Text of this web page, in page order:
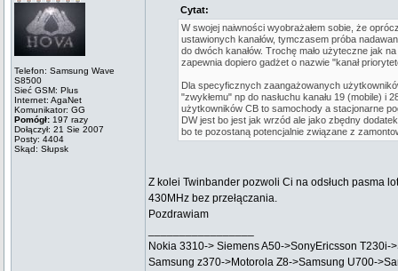
Telefon: Samsung Wave
S8500
Sieć GSM: Plus
Internet: AgaNet
Komunikator: GG
Pomógł: 197 razy
Dołączył: 21 Sie 2007
Posty: 4404
Skąd: Słupsk
Cytat:
W swojej naiwności wyobrażałem sobie, że
ustawionych kanałów, tymczasem próba
do dwóch kanałów. Trochę mało użyteczne jak
zapewnia dopiero gadżet o nazwie "kanał
Dla specyficznych zaangażowanych
"zwykłemu" np do nasłuchu kanału 19 (mobile)
użytkowników CB to samochody a stacjonarne
DW jest bo jest jak wrzód ale jako zbędny
bo te pozostaną potencjalnie związane z
Z kolei Twinbander pozwoli Ci na odsłuch pasma
430MHz bez przełączania.
Pozdrawiam
Nokia 3310-> Siemens A50->SonyEricsson
Samsung z370->Motorola Z8->Samsung U700-